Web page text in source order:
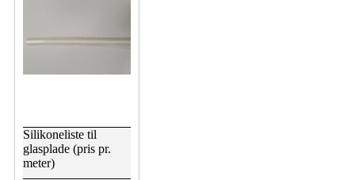
Silikoneliste til
glasplade (pris pr.
meter)